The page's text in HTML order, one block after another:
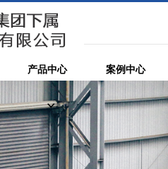
产品中心 案例中心